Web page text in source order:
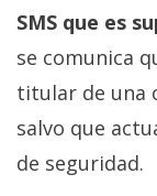
SMS que es
se comunica
titular de una
salvo que
de seguridad.